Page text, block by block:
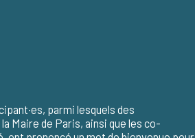
parmi lesquels des
Maire de Paris, ainsi que les co-